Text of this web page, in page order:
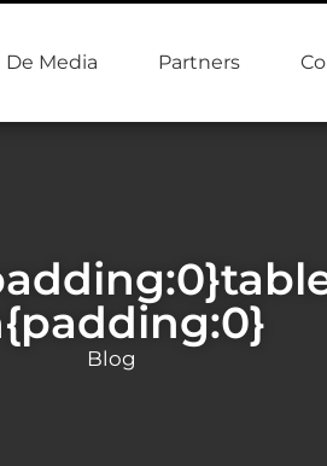
De Media Partners
Blog